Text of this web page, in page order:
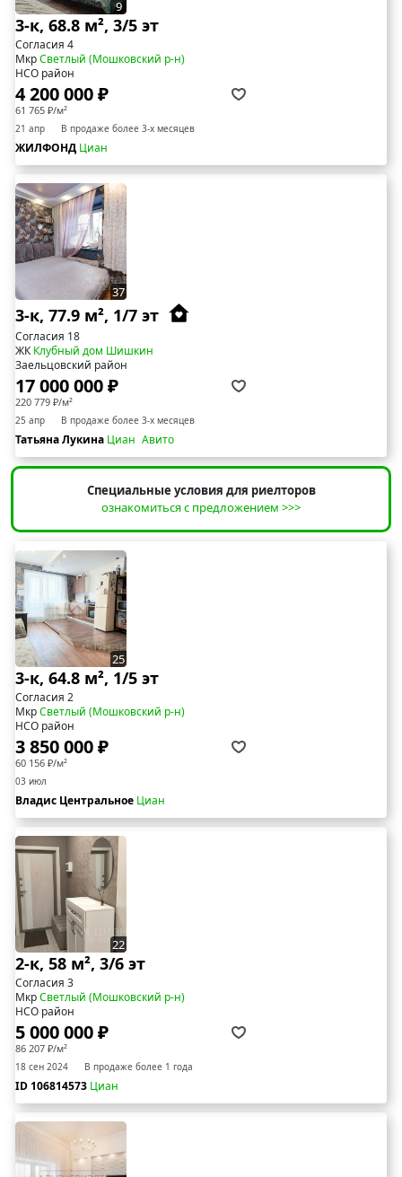
9
3-к, 68.8 м², 3/5 эт
Согласия 4
МкрСветлый (Мошковский р-н)
НСО район
4 200 000 ₽
61 765 ₽/м²
21 апр В продаже более 3-х месяцев
ЖИЛФОНД Циан
37
3-к, 77.9 м², 1/7 эт
Согласия 18
ЖККлубный дом Шишкин
Заельцовский район
17 000 000 ₽
220 779 ₽/м²
25 апр В продаже более 3-х месяцев
Татьяна Лукина Циан Авито
Специальные условия для риелторов
ознакомиться с предложением >>>
25
3-к, 64.8 м², 1/5 эт
Согласия 2
МкрСветлый (Мошковский р-н)
НСО район
3 850 000 ₽
60 156 ₽/м²
03 июл
Владис Центральное Циан
22
2-к, 58 м², 3/6 эт
Согласия 3
МкрСветлый (Мошковский р-н)
НСО район
5 000 000 ₽
86 207 ₽/м²
18 сен 2024 В продаже более 1 года
ID 106814573 Циан